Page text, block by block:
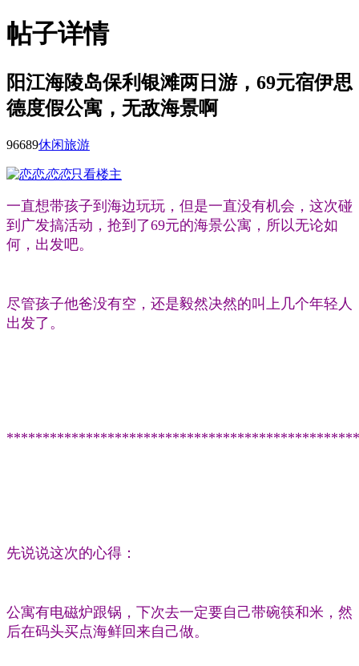
帖子详情
阳江海陵岛保利银滩两日游，69元宿伊思
德度假公寓，无敌海景啊
96689休闲旅游
恋恋只看楼主
一直想带孩子到海边玩玩，但是一直没有机会，这次碰
到广发搞活动，抢到了69元的海景公寓，所以无论如
何，出发吧。
尽管孩子他爸没有空，还是毅然决然的叫上几个年轻人
出发了。
**********************************************
先说说这次的心得：
公寓有电磁炉跟锅，下次去一定要自己带碗筷和米，然
后在码头买点海鲜回来自己做。